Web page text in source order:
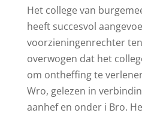
Het college van
heeft succesvol
voorzieningenrechter
overwogen dat het
om ontheffing te
Wro, gelezen in
aanhef en onder i Bro.